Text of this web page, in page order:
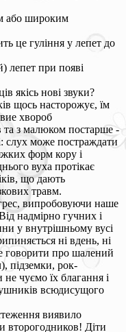
або широким
це гуління у лепет до
лепет при появі
якісь нові звуки?
щось насторожує, їм
хвороб
та з малюком постарше -
слух може постраждати
форм кору і
вуха протікає
що дають
травм.
випробовуючи наше
надмірно гучних і
у внутрішньому вусі
ні вдень, ні
говорити про шалений
підземки, рок-
чуємо їх благання і
всюдисущого
виявило
второгодников! Діти